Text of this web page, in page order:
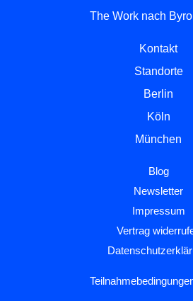
The Work nach
Kontakt
Standorte
Berlin
Köln
München
Blog
Newsletter
Impressum
Vertrag